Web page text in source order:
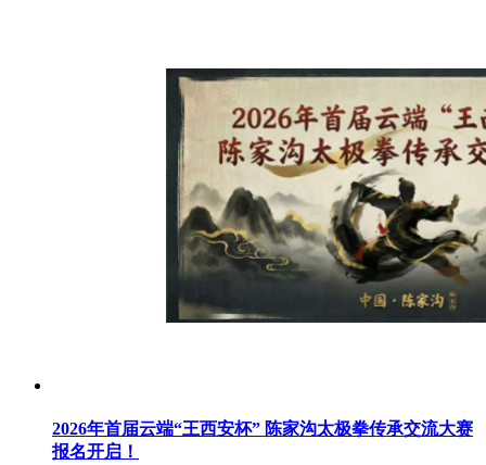
2026年首届云端“王西安杯” 陈家沟太极拳传承交流大赛
报名开启！